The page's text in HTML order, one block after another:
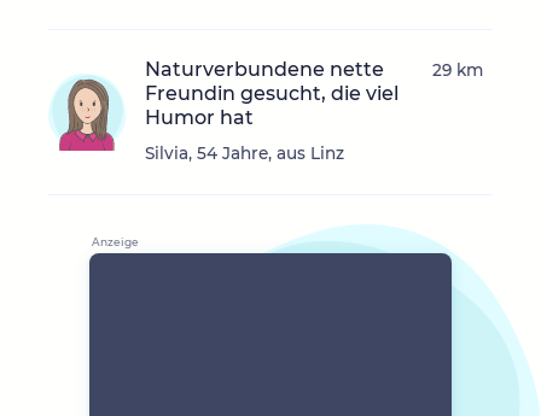
Naturverbundene nette
Freundin gesucht, die viel
Humor hat
Silvia, 54 Jahre, aus Linz
29 km